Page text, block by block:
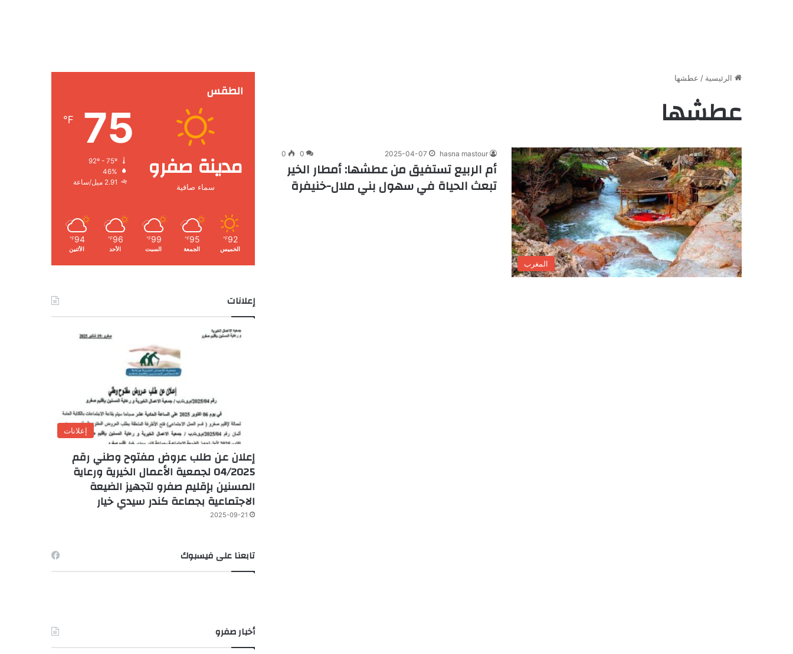
الرئيسية / عطشها
عطشها
المغرب
hasna mastour
2025-04-07
0
0
أم الربيع تستفيق من عطشها: أمطار الخير
تبعث الحياة في سهول بني ملال-خنيفرة
الطقس
مدينة صفرو
سماء صافية
75
℉
46%
2.91 ميل/ساعة
92
℉
الخميس
95
℉
الجمعة
99
℉
السبت
96
℉
الأحد
94
℉
الأثنين
إعلانات
إعلانات
إعلان عن طلب عروض مفتوح وطني رقم
04/2025 لجمعية الأعمال الخيرية ورعاية
المسنين بإقليم صفرو لتجهيز الضيعة
الاجتماعية بجماعة كندر سيدي خيار
2025-09-21
تابعنا على فيسبوك
أخبار صفرو